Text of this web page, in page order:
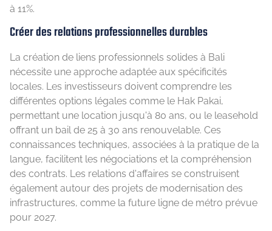
à 11%.
Créer des relations professionnelles durables
La création de liens professionnels solides à Bali
nécessite une approche adaptée aux spécificités
locales. Les investisseurs doivent comprendre les
différentes options légales comme le Hak Pakai,
permettant une location jusqu'à 80 ans, ou le leasehold
offrant un bail de 25 à 30 ans renouvelable. Ces
connaissances techniques, associées à la pratique de la
langue, facilitent les négociations et la compréhension
des contrats. Les relations d'affaires se construisent
également autour des projets de modernisation des
infrastructures, comme la future ligne de métro prévue
pour 2027.